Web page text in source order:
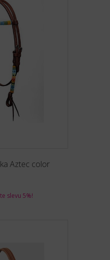
Aztec color
slevu 5%!